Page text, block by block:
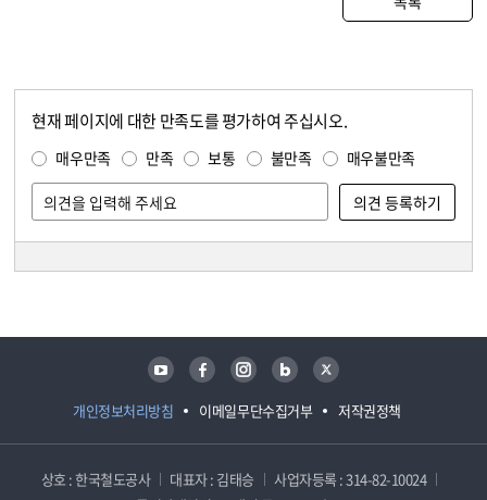
현재 페이지에 대한 만족도를 평가하여 주십시오.
매우만족 만족 보통 불만족 매우불만족
개인정보처리방침 이메일무단수집거부 저작권정책
유튜브 페이스북 인스타그램 블로그 트위터
상호 : 한국철도공사 대표자 : 김태승
사업자등록 : 314-82-10024